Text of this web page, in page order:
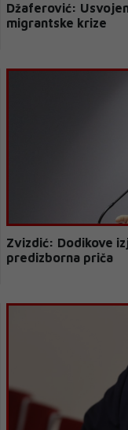
Džaferović:
migrantske krize
Zvizdić: Dodikove
predizborna priča